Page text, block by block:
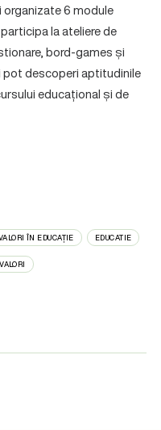
6 module
la ateliere de
bord-games și
pot descoperi aptitudinile
educațional și de
ÎN EDUCAȚIE EDUCATIE